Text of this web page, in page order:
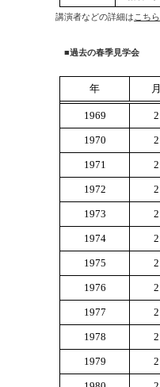
講演者などの詳細は こちら
■過去の春季見学会
年 月
1969 2
1970 2
1971 2
1972 2
1973 2
1974 2
1975 2
1976 2
1977 2
1978 2
1979 2